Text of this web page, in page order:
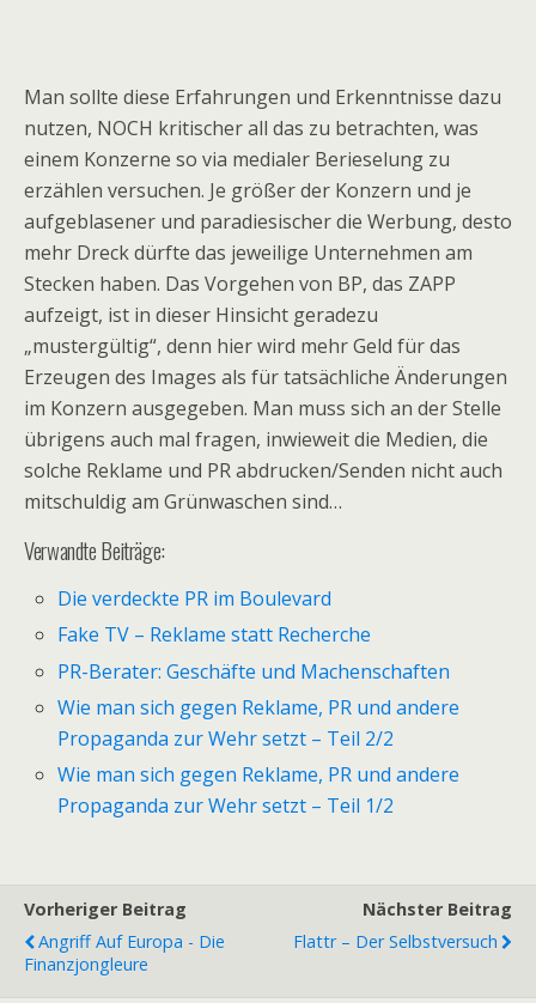
Man sollte diese Erfahrungen und Erkenntnisse dazu
nutzen, NOCH kritischer all das zu betrachten, was
einem Konzerne so via medialer Berieselung zu
erzählen versuchen. Je größer der Konzern und je
aufgeblasener und paradiesischer die Werbung, desto
mehr Dreck dürfte das jeweilige Unternehmen am
Stecken haben. Das Vorgehen von BP, das ZAPP
aufzeigt, ist in dieser Hinsicht geradezu
„mustergültig“, denn hier wird mehr Geld für das
Erzeugen des Images als für tatsächliche Änderungen
im Konzern ausgegeben. Man muss sich an der Stelle
übrigens auch mal fragen, inwieweit die Medien, die
solche Reklame und PR abdrucken/Senden nicht auch
mitschuldig am Grünwaschen sind…
Verwandte Beiträge:
Die verdeckte PR im Boulevard
Fake TV – Reklame statt Recherche
PR-Berater: Geschäfte und Machenschaften
Wie man sich gegen Reklame, PR und andere
Propaganda zur Wehr setzt – Teil 2/2
Wie man sich gegen Reklame, PR und andere
Propaganda zur Wehr setzt – Teil 1/2
Vorheriger Beitrag
Angriff Auf Europa - Die
Finanzjongleure
Nächster Beitrag
Flattr – Der Selbstversuch